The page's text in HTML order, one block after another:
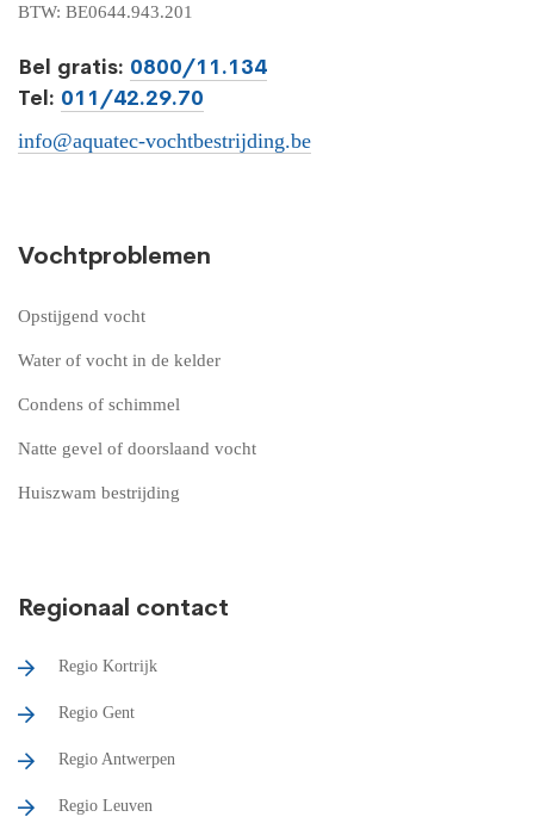
BTW: BE0644.943.201
Bel gratis: 0800/11.134
Tel: 011/42.29.70
info@aquatec-vochtbestrijding.be
Vochtproblemen
Opstijgend vocht
Water of vocht in de kelder
Condens of schimmel
Natte gevel of doorslaand vocht
Huiszwam bestrijding
Regionaal contact
Regio Kortrijk
Regio Gent
Regio Antwerpen
Regio Leuven